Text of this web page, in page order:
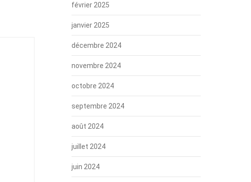
février 2025
janvier 2025
décembre 2024
novembre 2024
octobre 2024
septembre 2024
août 2024
juillet 2024
juin 2024